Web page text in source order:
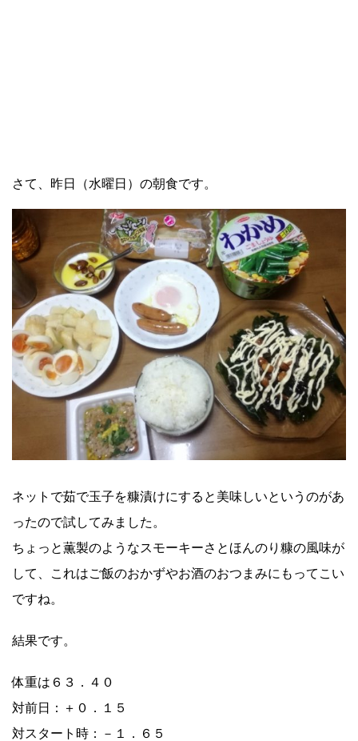
さて、昨日（水曜日）の朝食です。
ネットで茹で玉子を糠漬けにすると美味しいというのがあ
ったので試してみました。
ちょっと薫製のようなスモーキーさとほんのり糠の風味が
して、これはご飯のおかずやお酒のおつまみにもってこい
ですね。
結果です。
体重は６３．４０
対前日：＋０．１５
対スタート時：－１．６５